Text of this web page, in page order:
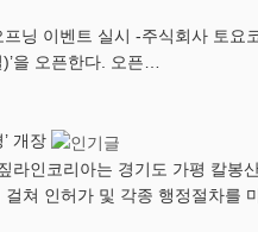
닝 이벤트 실시 -주식회사 토
을 오픈한다. 오픈…
개장
인코리아는 경기도 가평 칼봉
쳐 인허가 및 각종 행정절차를